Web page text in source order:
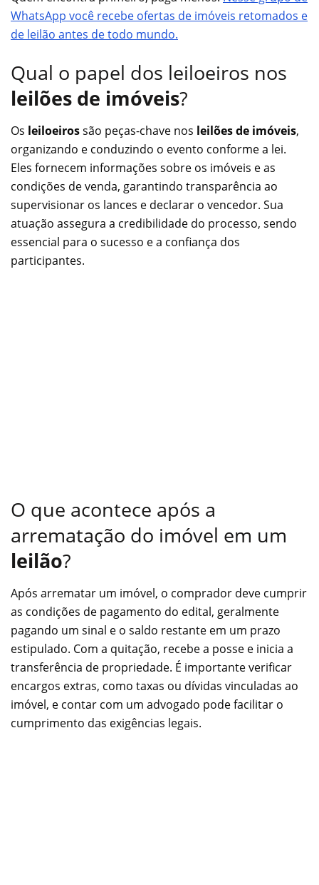
WhatsApp você recebe ofertas de imóveis retomados e
de leilão antes de todo mundo.
Qual o papel dos leiloeiros nos
leilões de imóveis?
Os leiloeirossão peças-chave nos leilões de imóveis,
organizando e conduzindo o evento conforme a lei.
Eles fornecem informações sobre os imóveis e as
condições de venda, garantindo transparência ao
supervisionar os lances e declarar o vencedor. Sua
atuação assegura a credibilidade do processo, sendo
essencial para o sucesso e a confiança dos
participantes.
O que acontece após a
arrematação do imóvel em um
leilão?
Após arrematar um imóvel, o comprador deve cumprir
as condições de pagamento do edital, geralmente
pagando um sinal e o saldo restante em um prazo
estipulado. Com a quitação, recebe a posse e inicia a
transferência de propriedade. É importante verificar
encargos extras, como taxas ou dívidas vinculadas ao
imóvel, e contar com um advogado pode facilitar o
cumprimento das exigências legais.